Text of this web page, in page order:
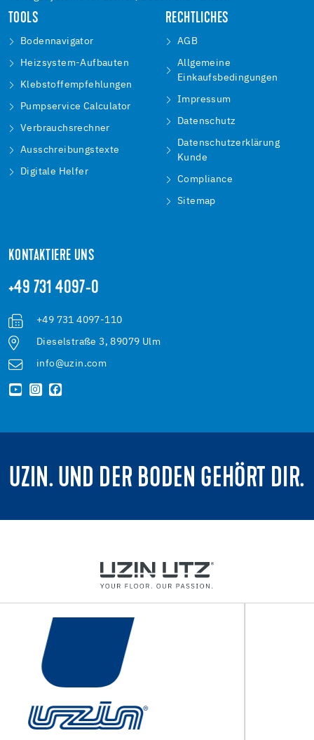
TOOLS
Bodennavigator
Heizsystem-Aufbauten
Klebstoffempfehlungen
Pumpservice Calculator
Verbrauchsrechner
Ausschreibungstexte
Digitale Helfer
RECHTLICHES
AGB
Allgemeine
Einkaufsbedingungen
Impressum
Datenschutz
Datenschutzerklärung
Kunde
Compliance
Sitemap
KONTAKTIERE UNS
+49 731 4097-0
+49 731 4097-110
Dieselstraße 3, 89079 Ulm
info@uzin.com
UZIN. UND DER BODEN GEHÖRT DIR.